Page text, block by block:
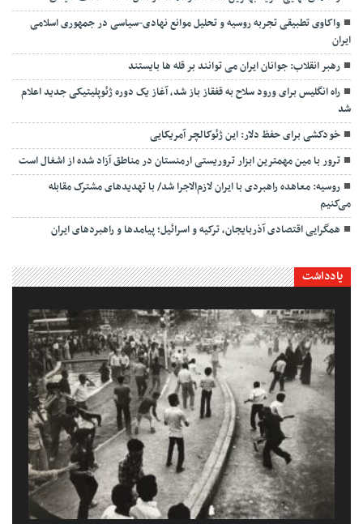
واکاوی تطبیقی تجربه روسیه و تحلیل موانع نهادی-سیاسی در جمهوری اسلامی
ایران
رهبر انقلاب: جوانان ایران می توانند بر قله ها بایستند
راه انگلیس برای ورود سلاح به قفقاز باز شد، آغاز یک دوره ژئوپلیتیکی جدید اعلام
شد
خودکشی برای حفظ دلار: این ژئوکالچر آمریکایی
ترور با مین مهمترین ابزار تروریستی ارمنستان در مناطق آزاد شده از اشغال است
روسیه: معاهده راهبردی با ایران لازم‌الاجرا شد/ با تهدیدهای مشترک مقابله
می‌کنیم
همگرایی اقتصادی آذربایجان، ترکیه و اسرائیل؛ پیامدها و راهبردهای ایران
یادداشت